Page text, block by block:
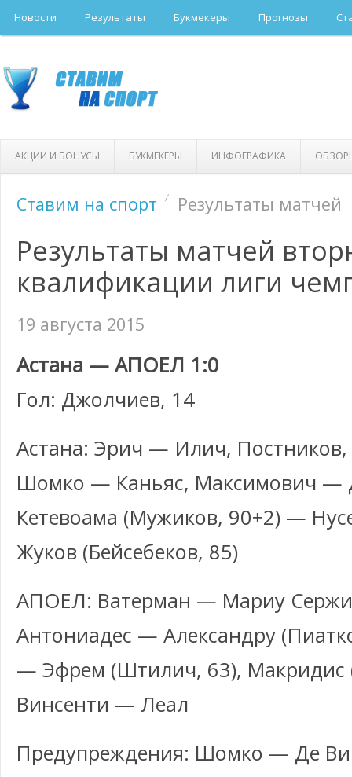
Новости Результаты Букмекеры Прогнозы
АКЦИИ И БОНУСЫ БУКМЕКЕРЫ ИНФОГРАФИКА
Ставим на спорт Результаты матчей
Результаты матчей
квалификации лиги
19 августа 2015
Астана — АПОЕЛ 1:0
Гол: Джолчиев, 14
Астана: Эрич — Илич,
Шомко — Каньяс, Максимович —
Кетевоама (Мужиков, 90+2) —
Жуков (Бейсебеков, 85)
АПОЕЛ: Ватерман — Мариу
Антониадес — Александру
— Эфрем (Штилич, 63), Макридис
Винсенти — Леал
Предупреждения: Шомко — Де